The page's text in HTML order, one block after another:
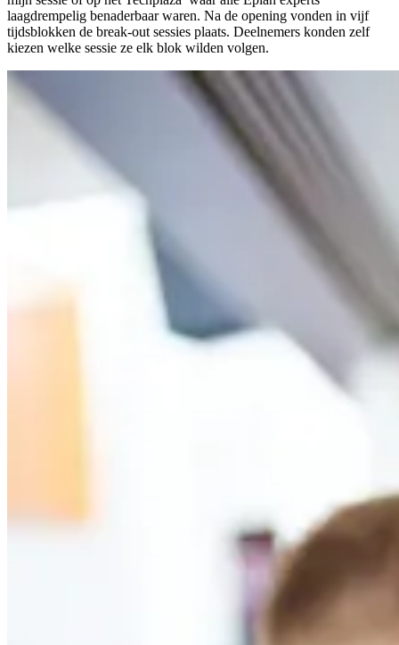
laagdrempelig benaderbaar waren. Na de opening vonden in vijf
tijdsblokken de break-out sessies plaats. Deelnemers konden zelf
kiezen welke sessie ze elk blok wilden volgen.